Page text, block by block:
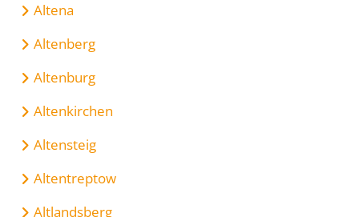
Altena
Altenberg
Altenburg
Altenkirchen
Altensteig
Altentreptow
Altlandsberg